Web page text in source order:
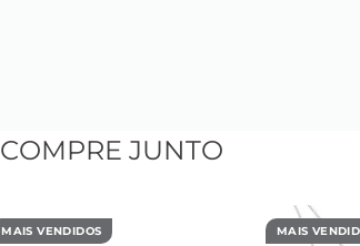
COMPRE JUNTO
MAIS VENDIDOS MAIS